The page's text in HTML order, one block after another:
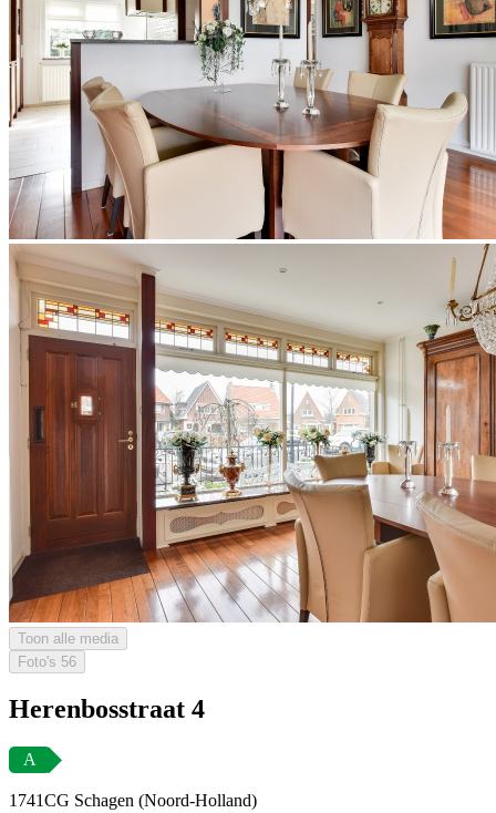
Toon alle media
Foto's 56
Herenbosstraat 4
A
1741CG Schagen (Noord-Holland)